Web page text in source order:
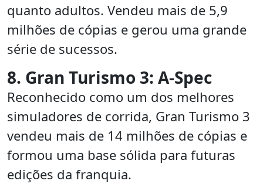
quanto adultos. Vendeu mais de 5,9
milhões de cópias e gerou uma grande
série de sucessos.
8. Gran Turismo 3: A-Spec
Reconhecido como um dos melhores
simuladores de corrida, Gran Turismo 3
vendeu mais de 14 milhões de cópias e
formou uma base sólida para futuras
edições da franquia.